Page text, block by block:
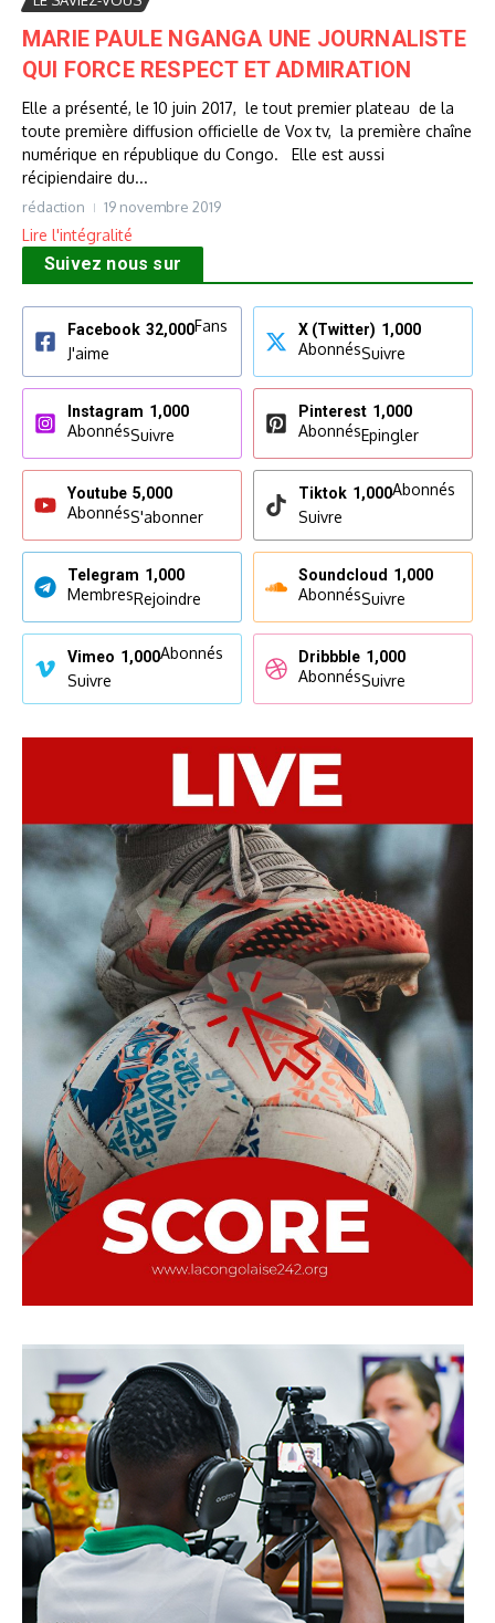
MARIE PAULE NGANGA UNE JOURNALISTE
QUI FORCE RESPECT ET ADMIRATION
Elle a présenté, le 10 juin 2017, le tout premier plateau de la
toute première diffusion officielle de Vox tv, la première chaîne
numérique en république du Congo. Elle est aussi
récipiendaire du...
rédaction 19 novembre 2019
Lire l'intégralité
Suivez nous sur
Facebook 32,000Fans
J'aime
X (Twitter) 1,000
AbonnésSuivre
Instagram 1,000
AbonnésSuivre
Pinterest 1,000
AbonnésEpingler
Youtube 5,000
AbonnésS'abonner
Tiktok 1,000Abonnés
Suivre
Telegram 1,000
MembresRejoindre
Soundcloud 1,000
AbonnésSuivre
Vimeo 1,000Abonnés
Suivre
Dribbble 1,000
AbonnésSuivre